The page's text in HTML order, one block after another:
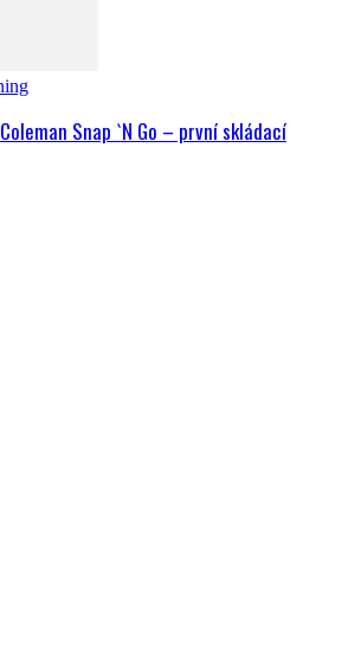
Coleman Snap `N Go – první skládací